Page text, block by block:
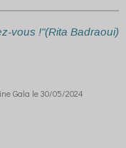
vous !"(Rita Badraoui)
Gala le 30/05/2024